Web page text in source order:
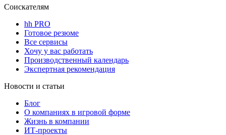
Соискателям
hh PRO
Готовое резюме
Все сервисы
Хочу у вас работать
Производственный календарь
Экспертная рекомендация
Новости и статьи
Блог
О компаниях в игровой форме
Жизнь в компании
ИТ-проекты